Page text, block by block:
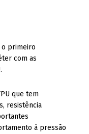
o primeiro
com as
que tem
resistência
à pressão